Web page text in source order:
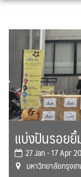
Skip
แบ่งปันรอย
27 Jan - 17 Apr
มหาวิทยาลัยกรุงเ